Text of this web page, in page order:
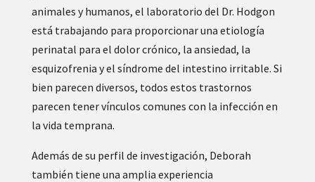
animales y humanos, el laboratorio del Dr. Hodgon
está trabajando para proporcionar una etiología
perinatal para el dolor crónico, la ansiedad, la
esquizofrenia y el síndrome del intestino irritable. Si
bien parecen diversos, todos estos trastornos
parecen tener vínculos comunes con la infección en
la vida temprana.
Además de su perfil de investigación, Deborah
también tiene una amplia experiencia